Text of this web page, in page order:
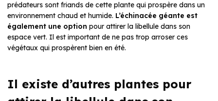
prédateurs sont friands de cette plante qui prospère dans un
environnement chaud et humide. L’échinacée géante est
également une option pour attirer la libellule dans son
espace vert. Il est important de ne pas trop arroser ces
végétaux qui prospèrent bien en été.
Il existe d’autres plantes pour